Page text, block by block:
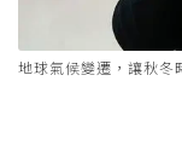
地球氣候變遷，讓秋冬